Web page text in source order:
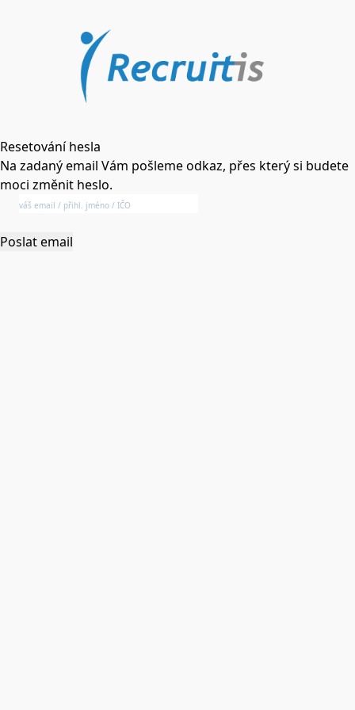
Resetování hesla
Na zadaný email Vám pošleme odkaz, přes který si budete
moci změnit heslo.